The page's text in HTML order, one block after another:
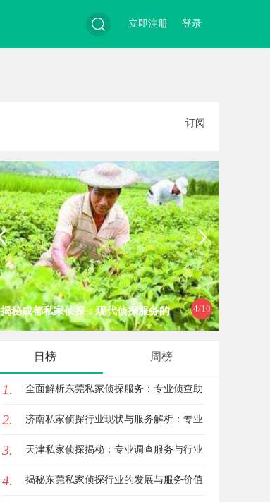
索
登录
立即注册
订阅
4/10
揭秘成都私家侦探：现代侦探服务的
日榜 周榜
1. 全面解析东莞私家侦探服务：专业侦查助
您解决各种疑难问题
2. 济南私家侦探行业现状与服务解析：专业
调查助您安心
3. 天津私家侦探揭秘：专业调查服务与行业
现状详细解析
4. 揭秘东莞私家侦探行业的发展与服务价值